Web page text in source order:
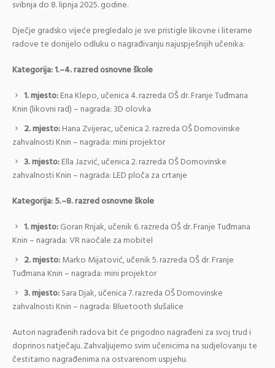
svibnja do 8. lipnja 2025. godine.
Dječje gradsko vijeće pregledalo je sve pristigle likovne i literarne
radove te donijelo odluku o nagrađivanju najuspješnijih učenika:
Kategorija: 1.–4. razred osnovne škole
1. mjesto:Ena Klepo, učenica 4. razreda OŠ dr. Franje Tuđmana
Knin (likovni rad) – nagrada: 3D olovka
2. mjesto:Hana Zvijerac, učenica 2. razreda OŠ Domovinske
zahvalnosti Knin – nagrada: mini projektor
3. mjesto:Ella Jazvić, učenica 2. razreda OŠ Domovinske
zahvalnosti Knin – nagrada: LED ploča za crtanje
Kategorija: 5.–8. razred osnovne škole
1. mjesto:Goran Rnjak, učenik 6. razreda OŠ dr. Franje Tuđmana
Knin – nagrada: VR naočale za mobitel
2. mjesto:Marko Mijatović, učenik 5. razreda OŠ dr. Franje
Tuđmana Knin – nagrada: mini projektor
3. mjesto:Sara Djak, učenica 7. razreda OŠ Domovinske
zahvalnosti Knin – nagrada: Bluetooth slušalice
Autori nagrađenih radova bit će prigodno nagrađeni za svoj trud i
doprinos natječaju. Zahvaljujemo svim učenicima na sudjelovanju te
čestitamo nagrađenima na ostvarenom uspjehu.